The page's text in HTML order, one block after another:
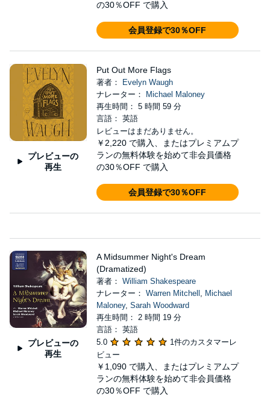
の30％OFF で購入
会員登録で30％OFF
プレビューの
再生
Put Out More Flags
著者：
Evelyn Waugh
ナレーター：
Michael Maloney
再生時間： 5 時間 59 分
言語： 英語
レビューはまだありません。
￥2,220 で購入、またはプレミアムプ
ランの無料体験を始めて非会員価格
の30％OFF で購入
会員登録で30％OFF
プレビューの
再生
A Midsummer Night's Dream
(Dramatized)
著者： William Shakespeare
ナレーター： Warren Mitchell , Michael
Maloney, Sarah Woodward
再生時間： 2 時間 19 分
言語： 英語
5.0
1件のカスタマーレ
ビュー
￥1,090 で購入、またはプレミアムプ
ランの無料体験を始めて非会員価格
の30％OFF で購入